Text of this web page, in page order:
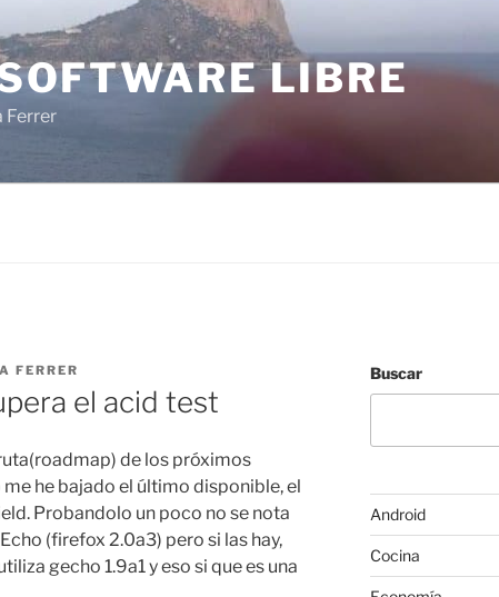
LIBRE
Ferrer
FERRER
el acid test
de los próximos
he bajado el último disponible, el
Probandolo un poco no se nota
(firefox 2.0a3) pero si las hay,
gecho 1.9a1 y eso si que es una
Buscar
Android
Cocina